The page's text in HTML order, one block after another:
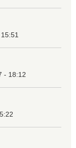
- 18:12